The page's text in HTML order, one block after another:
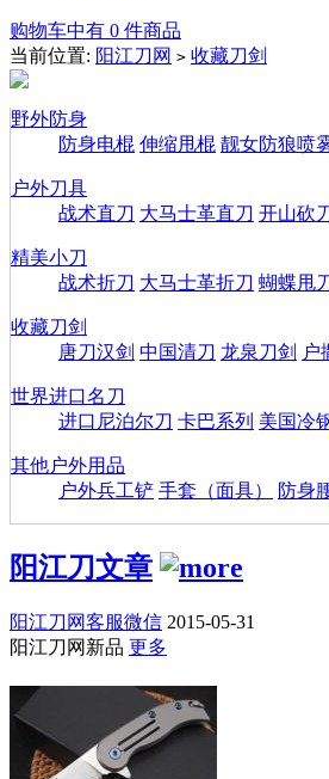
购物车中有 0 件商品
当前位置: 阳江刀网 > 收藏刀剑
野外防身
防身电棍 伸缩甩棍 靓女防狼喷
户外刀具
战术直刀 大马士革直刀 开山砍
精美小刀
战术折刀 大马士革折刀 蝴蝶甩
收藏刀剑
唐刀汉剑 中国清刀 龙泉刀剑 户
世界进口名刀
进口尼泊尔刀 卡巴系列 美国冷
其他户外用品
户外兵工铲 手套（面具） 防身
阳江刀文章
阳江刀网客服微信 2015-05-31
阳江刀网新品 更多